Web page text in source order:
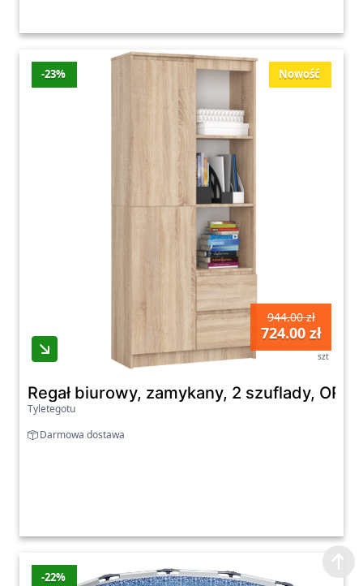
Nowość
-23%
944.00 zł
724.00 zł
szt
Regał biurowy, zamykany, 2 szuflady,
Tyletegotu
Darmowa dostawa
-22%